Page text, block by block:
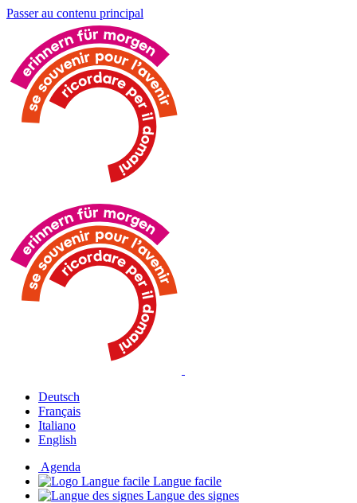
Passer au contenu principal
Deutsch
Français
Italiano
English
Agenda
Langue facile
Langue des signes